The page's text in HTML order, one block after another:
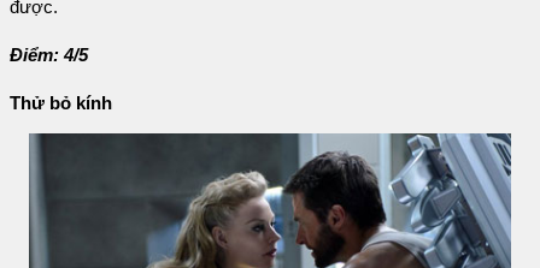
được.
Điểm: 4/5
Thử bỏ kính